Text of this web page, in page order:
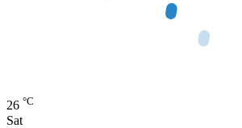
26 °C
Sat